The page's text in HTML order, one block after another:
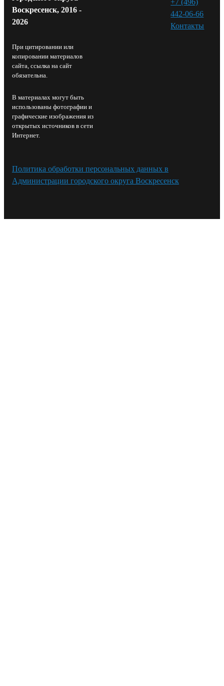
Воскресенск, 2016 -
2026
При цитировании или
копировании материалов
сайта, ссылка на сайт
обязательна.
В материалах могут быть
использованы фотографии и
графические изображения из
открытых источников в сети
Интернет.
442-06-66
Контакты⁠
Политика обработки персональных данных в
Администрации городского округа Воскресенск